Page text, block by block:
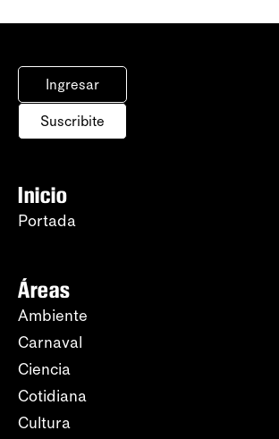
Ingresar
Suscribite
Inicio
Portada
Áreas
Ambiente
Carnaval
Ciencia
Cotidiana
Cultura